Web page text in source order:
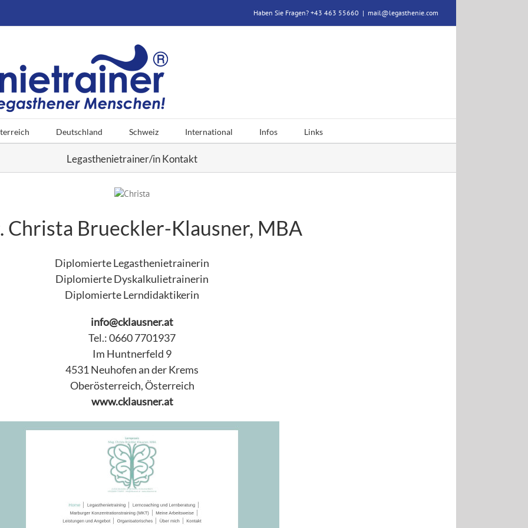
Haben Sie Fragen? +43 463 55660 | mail@legasthenie.com
Deutschland Schweiz International Infos Links
Legasthenietrainer/in Kontakt
Christa Brueckler-Klausner, MBA
Diplomierte Legasthenietrainerin
Diplomierte Dyskalkulietrainerin
Diplomierte Lerndidaktikerin
info@cklausner.at
Tel.: 0660 7701937
Im Huntnerfeld 9
4531 Neuhofen an der Krems
Oberösterreich, Österreich
www.cklausner.at